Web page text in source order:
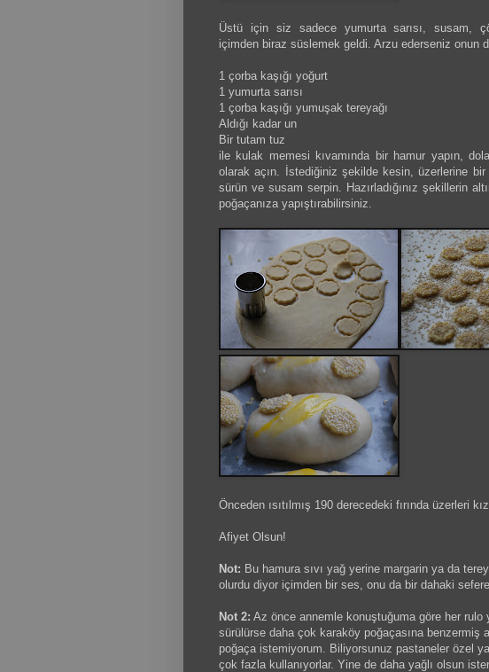
Üstü için siz sadece yumurta sarısı, susam,
içimden biraz süslemek geldi. Arzu ederseniz onun
1 çorba kaşığı yoğurt
1 yumurta sarısı
1 çorba kaşığı yumuşak tereyağı
Aldığı kadar un
Bir tutam tuz
ile kulak memesi kıvamında bir hamur yapın,
olarak açın. İstediğiniz şekilde kesin, üzerlerine bir
sürün ve susam serpin. Hazırladığınız şekillerin
poğaçanıza yapıştırabilirsiniz.
Önceden ısıtılmış 190 derecedeki fırında üzerleri
Afiyet Olsun!
Not: Bu hamura sıvı yağ yerine margarin ya da
olurdu diyor içimden bir ses, onu da bir dahaki
Not 2: Az önce annemle konuştuğuma göre her rulo
sürülürse daha çok karaköy poğaçasına benzermiş
poğaça istemiyorum. Biliyorsunuz pastaneler özel
çok fazla kullanıyorlar. Yine de daha yağlı olsun